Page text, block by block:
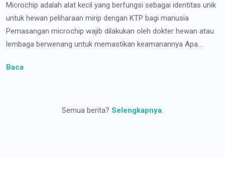
Microchip adalah alat kecil yang berfungsi sebagai identitas unik
untuk hewan peliharaan mirip dengan KTP bagi manusia
Pemasangan microchip wajib dilakukan oleh dokter hewan atau
lembaga berwenang untuk memastikan keamanannya Apa...
Baca
Semua berita? Selengkapnya.